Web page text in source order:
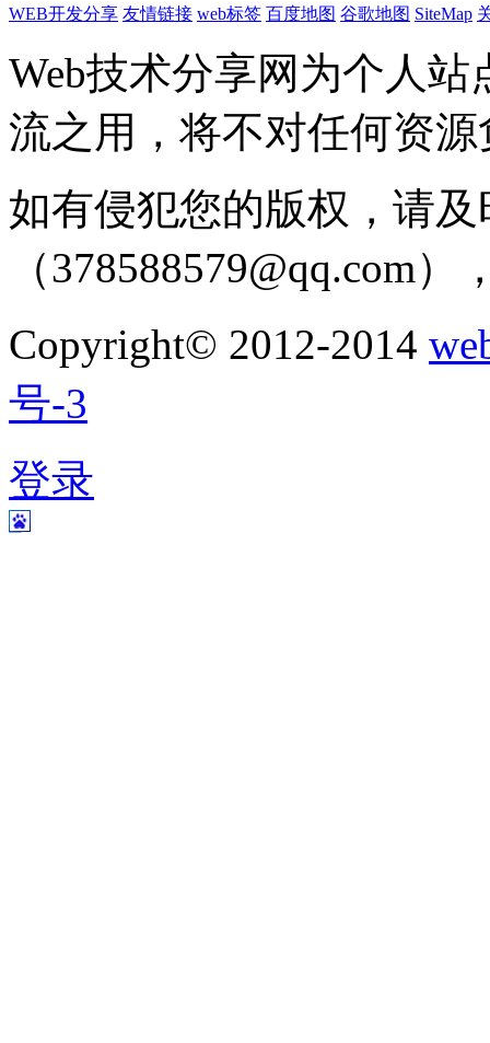
WEB开发分享 友情链接 web标签 百度地图 谷歌地图 SiteMap
Web技术分享网为个人
流之用，将不对任何资
如有侵犯您的版权，请
（378588579@qq.com
Copyright© 2012-2014
号-3
登录